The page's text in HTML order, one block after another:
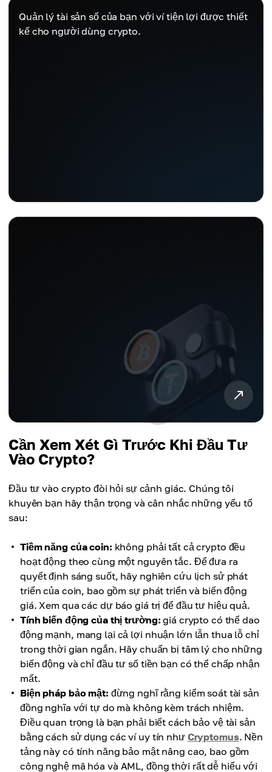
Quản lý tài sản số của bạn với ví tiện lợi được thiết
kế cho người dùng crypto.
Cần Xem Xét Gì Trước Khi Đầu Tư
Vào Crypto?
Đầu tư vào crypto đòi hỏi sự cảnh giác. Chúng tôi
khuyên bạn hãy thận trọng và cân nhắc những yếu tố
sau:
Tiềm năng của coin: không phải tất cả crypto đều
hoạt động theo cùng một nguyên tắc. Để đưa ra
quyết định sáng suốt, hãy nghiên cứu lịch sử phát
triển của coin, bao gồm sự phát triển và biến động
giá. Xem qua các dự báo giá trị để đầu tư hiệu quả.
Tính biến động của thị trường: giá crypto có thể dao
động mạnh, mang lại cả lợi nhuận lớn lẫn thua lỗ chỉ
trong thời gian ngắn. Hãy chuẩn bị tâm lý cho những
biến động và chỉ đầu tư số tiền bạn có thể chấp nhận
mất.
Biện pháp bảo mật: đừng nghĩ rằng kiểm soát tài sản
đồng nghĩa với tự do mà không kèm trách nhiệm.
Điều quan trọng là bạn phải biết cách bảo vệ tài sản
bằng cách sử dụng các ví uy tín như Cryptomus. Nền
tảng này có tính năng bảo mật nâng cao, bao gồm
công nghệ mã hóa và AML, đồng thời rất dễ hiểu với